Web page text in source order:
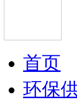
首页
环保